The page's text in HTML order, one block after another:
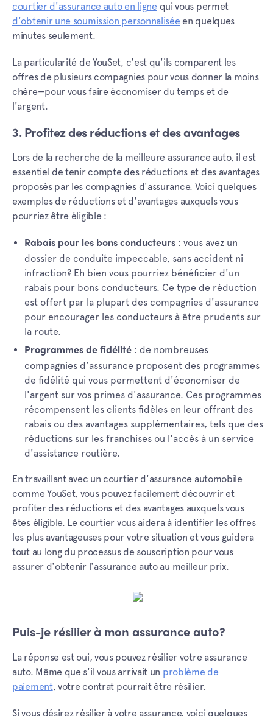
courtier d'assurance auto en ligne qui vous permet
d'obtenir une soumission personnalisée en quelques
minutes seulement.
La particularité de YouSet, c'est qu'ils comparent les
offres de plusieurs compagnies pour vous donner la moins
chère—pour vous faire économiser du temps et de
l'argent.
3. Profitez des réductions et des avantages
Lors de la recherche de la meilleure assurance auto, il est
essentiel de tenir compte des réductions et des avantages
proposés par les compagnies d'assurance. Voici quelques
exemples de réductions et d'avantages auxquels vous
pourriez être éligible :
Rabais pour les bons conducteurs : vous avez un
dossier de conduite impeccable, sans accident ni
infraction? Eh bien vous pourriez bénéficier d'un
rabais pour bons conducteurs. Ce type de réduction
est offert par la plupart des compagnies d'assurance
pour encourager les conducteurs à être prudents sur
la route.
Programmes de fidélité : de nombreuses
compagnies d'assurance proposent des programmes
de fidélité qui vous permettent d'économiser de
l'argent sur vos primes d'assurance. Ces programmes
récompensent les clients fidèles en leur offrant des
rabais ou des avantages supplémentaires, tels que des
réductions sur les franchises ou l'accès à un service
d'assistance routière.
En travaillant avec un courtier d'assurance automobile
comme YouSet, vous pouvez facilement découvrir et
profiter des réductions et des avantages auxquels vous
êtes éligible. Le courtier vous aidera à identifier les offres
les plus avantageuses pour votre situation et vous guidera
tout au long du processus de souscription pour vous
assurer d'obtenir l'assurance auto au meilleur prix.
Puis-je résilier à mon assurance auto?
La réponse est oui, vous pouvez résilier votre assurance
auto. Même que s'il vous arrivait un problème de
paiement, votre contrat pourrait être résilier.
Si vous désirez résilier à votre assurance, voici quelques